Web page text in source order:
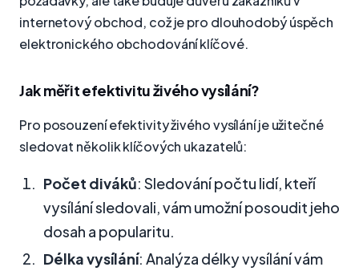
internetový obchod, což je pro dlouhodobý úspěch
elektronického obchodování klíčové.
Jak měřit efektivitu živého vysílání?
Pro posouzení efektivity živého vysílání je užitečné
sledovat několik klíčových ukazatelů:
Počet diváků: Sledování počtu lidí, kteří
vysílání sledovali, vám umožní posoudit jeho
dosah a popularitu.
Délka vysílání: Analýza délky vysílání vám